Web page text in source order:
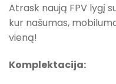
Atrask naują FPV lygį
kur našumas,
vieną!
Komplektacija: